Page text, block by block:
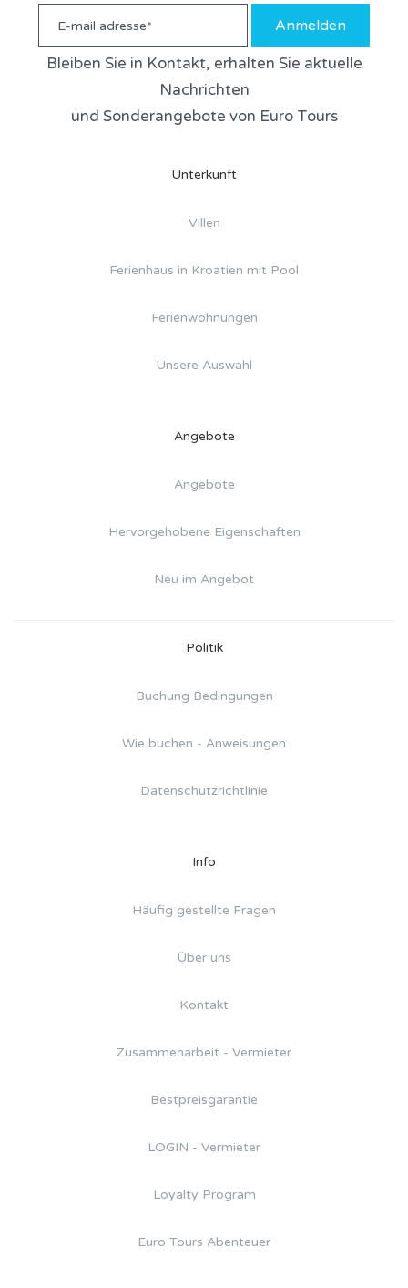
Anmelden
Bleiben Sie in Kontakt, erhalten Sie aktuelle
Nachrichten
und Sonderangebote von Euro Tours
Unterkunft
Villen
Ferienhaus in Kroatien mit Pool
Ferienwohnungen
Unsere Auswahl
Angebote
Angebote
Hervorgehobene Eigenschaften
Neu im Angebot
Politik
Buchung Bedingungen
Wie buchen - Anweisungen
Datenschutzrichtlinie
Info
Häufig gestellte Fragen
Über uns
Kontakt
Zusammenarbeit - Vermieter
Bestpreisgarantie
LOGIN - Vermieter
Loyalty Program
Euro Tours Abenteuer